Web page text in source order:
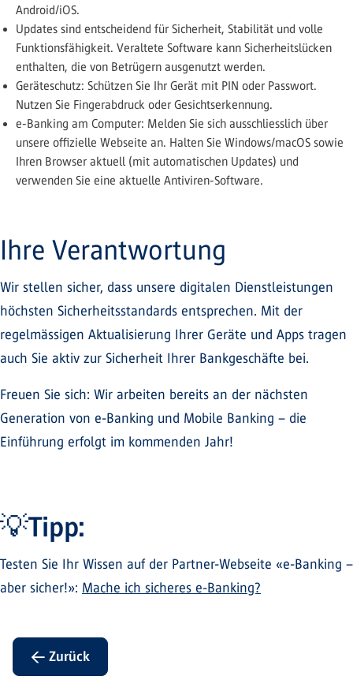
Android/iOS.
Updates sind entscheidend für Sicherheit, Stabilität und volle
Funktionsfähigkeit. Veraltete Software kann Sicherheitslücken
enthalten, die von Betrügern ausgenutzt werden.
Geräteschutz: Schützen Sie Ihr Gerät mit PIN oder Passwort.
Nutzen Sie Fingerabdruck oder Gesichtserkennung.
e-Banking am Computer: Melden Sie sich ausschliesslich über
unsere offizielle Webseite an. Halten Sie Windows/macOS sowie
Ihren Browser aktuell (mit automatischen Updates) und
verwenden Sie eine aktuelle Antiviren-Software.
Ihre Verantwortung
Wir stellen sicher, dass unsere digitalen Dienstleistungen
höchsten Sicherheitsstandards entsprechen. Mit der
regelmässigen Aktualisierung Ihrer Geräte und Apps tragen
auch Sie aktiv zur Sicherheit Ihrer Bankgeschäfte bei.
Freuen Sie sich: Wir arbeiten bereits an der nächsten
Generation von e-Banking und Mobile Banking – die
Einführung erfolgt im kommenden Jahr!
💡Tipp:
Testen Sie Ihr Wissen auf der Partner-Webseite «e-Banking –
aber sicher!»: Mache ich sicheres e-Banking?
← Zurück